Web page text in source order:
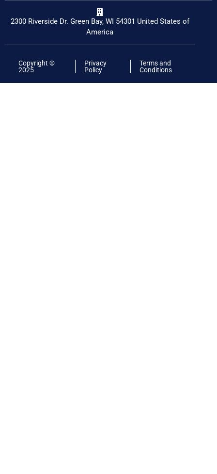
2300 Riverside Dr. Green Bay, WI 54301 United States of
America
Copyright ©
2025
Privacy
Policy
Terms and
Conditions